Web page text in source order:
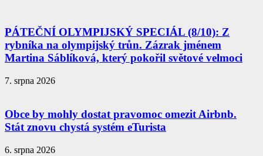
PÁTEČNÍ OLYMPIJSKÝ SPECIÁL (8/10): Z
rybníka na olympijský trůn. Zázrak jménem
Martina Sáblíková, který pokořil světové velmoci
7. srpna 2026
Obce by mohly dostat pravomoc omezit Airbnb.
Stát znovu chystá systém eTurista
6. srpna 2026